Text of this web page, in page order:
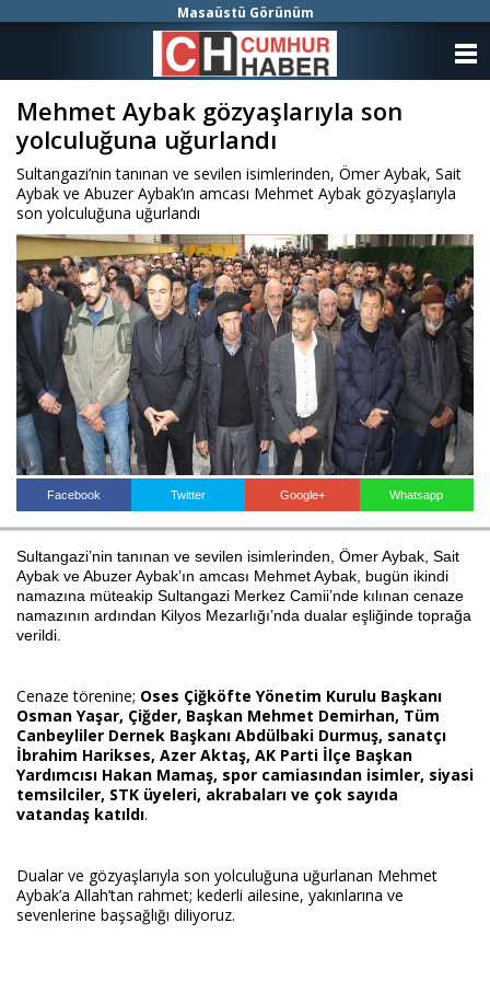
Mehmet Aybak gözyaşlarıyla son
yolculuğuna uğurlandı
Sultangazi’nin tanınan ve sevilen isimlerinden, Ömer Aybak, Sait
Aybak ve Abuzer Aybak’ın amcası Mehmet Aybak gözyaşlarıyla
son yolculuğuna uğurlandı
Facebook Twitter Google+ Whatsapp
Sultangazi’nin tanınan ve sevilen isimlerinden, Ömer Aybak, Sait
Aybak ve Abuzer Aybak’ın amcası Mehmet Aybak, bugün ikindi
namazına müteakip Sultangazi Merkez Camii’nde kılınan cenaze
namazının ardından Kilyos Mezarlığı’nda dualar eşliğinde toprağa
verildi.
Cenaze törenine; Oses Çiğköfte Yönetim Kurulu Başkanı
Osman Yaşar, Çiğder, Başkan Mehmet Demirhan, Tüm
Canbeyliler Dernek Başkanı Abdülbaki Durmuş, sanatçı
İbrahim Harikses, Azer Aktaş, AK Parti İlçe Başkan
Yardımcısı Hakan Mamaş, spor camiasından isimler, siyasi
temsilciler, STK üyeleri, akrabaları ve çok sayıda
vatandaş katıldı.
Dualar ve gözyaşlarıyla son yolculuğuna uğurlanan Mehmet
Aybak’a Allah’tan rahmet; kederli ailesine, yakınlarına ve
sevenlerine başsağlığı diliyoruz.
Masaüstü Görünüm
KATEGORİLER
ANKETLER
FOTO GALERİ
VİDEO GALERİ
KÜNYE
İLETİŞİM
Haberin Doğru Adresi.